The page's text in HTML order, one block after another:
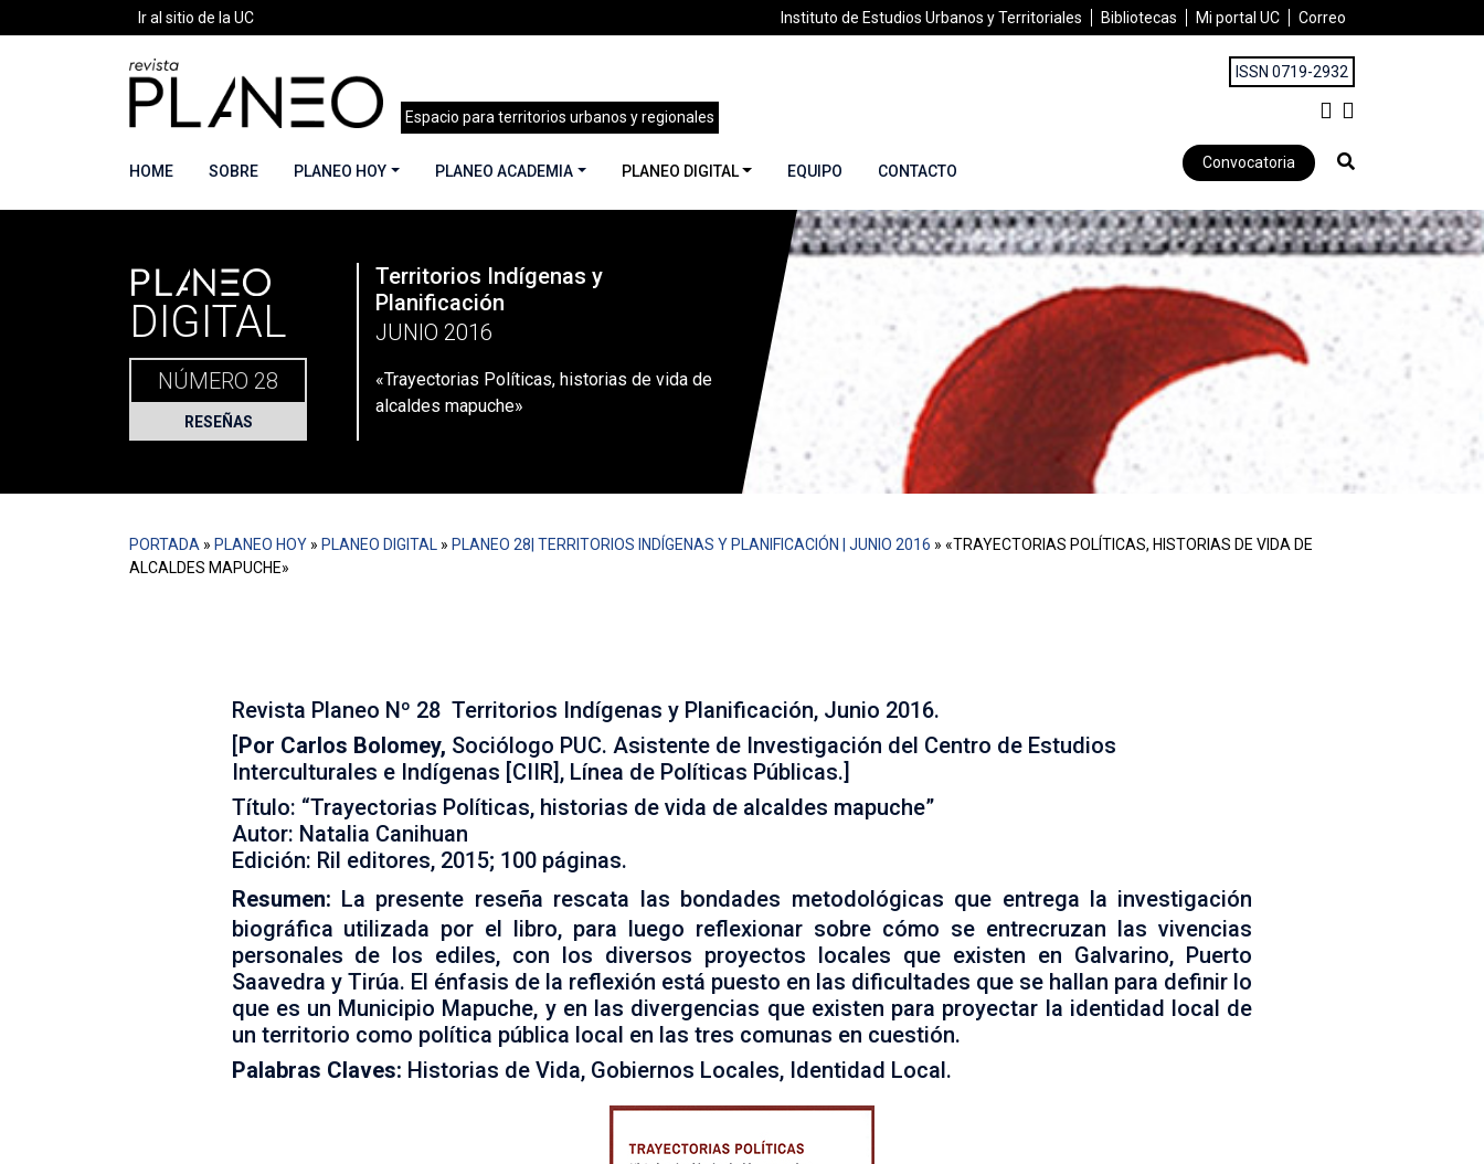
Ir al sitio de la UC Instituto de Estudios Urbanos y Territoriales Bibliotecas Mi portal UC Correo
Espacio para territorios urbanos y regionales
ISSN 0719-2932
HOME SOBRE PLANEO HOY PLANEO ACADEMIA PLANEO DIGITAL EQUIPO CONTACTO Convocatoria
Portada» Planeo Hoy Planeo Digital»PLANEO 28| Territorios Indígenas y Planificación | Junio 2016 «Trayectorias Políticas, historias de vida de alcaldes mapuche»
PLANEO
DIGITAL
NÚMERO 28
RESEÑAS
Territorios Indígenas y
Planificación
JUNIO 2016
«Trayectorias Políticas, historias de vida de
alcaldes mapuche»
PORTADA » PLANEO HOY » PLANEO DIGITAL » PLANEO 28| TERRITORIOS INDÍGENAS Y PLANIFICACIÓN | JUNIO 2016 » «TRAYECTORIAS POLÍTICAS, HISTORIAS DE VIDA DE
ALCALDES MAPUCHE»
Revista Planeo Nº 28 Territorios Indígenas y Planificación, Junio 2016.
[Por Carlos Bolomey, Sociólogo PUC. Asistente de Investigación del Centro de Estudios
Interculturales e Indígenas [CIIR], Línea de Políticas Públicas.]
Título: “Trayectorias Políticas, historias de vida de alcaldes mapuche”
Autor: Natalia Canihuan
Edición: Ril editores, 2015; 100 páginas.
Resumen: La presente reseña rescata las bondades metodológicas que entrega la investigación
biográfica utilizada por el libro, para luego reflexionar sobre cómo se entrecruzan las vivencias
personales de los ediles, con los diversos proyectos locales que existen en Galvarino, Puerto
Saavedra y Tirúa. El énfasis de la reflexión está puesto en las dificultades que se hallan para definir lo
que es un Municipio Mapuche, y en las divergencias que existen para proyectar la identidad local de
un territorio como política pública local en las tres comunas en cuestión.
Palabras Claves: Historias de Vida, Gobiernos Locales, Identidad Local.